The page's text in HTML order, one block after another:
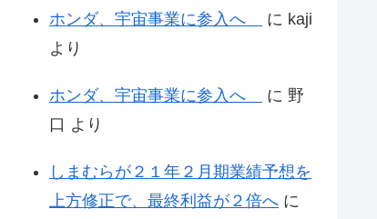
ホンダ、宇宙事業に参入へ に kaji
より
ホンダ、宇宙事業に参入へ に 野
口 より
しまむらが２１年２月期業績予想を
上方修正で、最終利益が２倍へ に